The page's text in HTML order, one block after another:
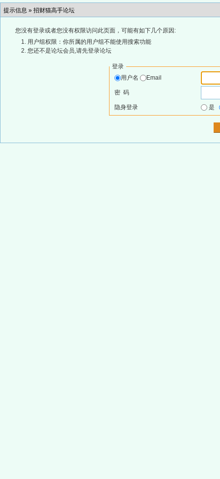
提示信息 » 招财猫高手论坛
您没有登录或者您没有权限访问此页面，可能有如下几个原因:
用户组权限：你所属的用户组不能使用搜索功能
您还不是论坛会员,请先登录论坛
登录
用户名
Email
密 码
隐身登录 是